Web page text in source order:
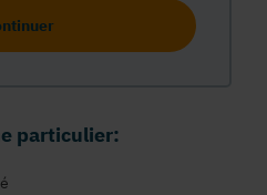
particulier: